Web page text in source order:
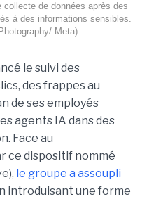
collecte de données après des
à des informations sensibles.
Meta)
le suivi des
des frappes au
de ses employés
agents IA dans des
Face au
ce dispositif nommé
le groupe a assoupli
introduisant une forme